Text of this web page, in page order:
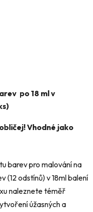
po 18 ml v
Vhodné jako
barev pro malování na
(12 odstínů) v 18ml balení
naleznete téměř
úžasných a